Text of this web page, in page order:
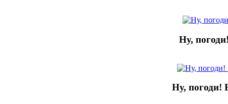
Ну,
Ну, погоди!